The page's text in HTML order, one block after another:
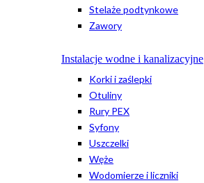
Stelaże podtynkowe
Zawory
Instalacje wodne i kanalizacyjne
Korki i zaślepki
Otuliny
Rury PEX
Syfony
Uszczelki
Węże
Wodomierze i liczniki